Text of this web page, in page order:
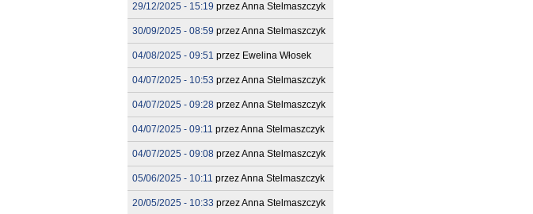
29/12/2025 - 15:19 przezAnna Stelmaszczyk
30/09/2025 - 08:59 przezAnna Stelmaszczyk
04/08/2025 - 09:51 przez Ewelina Włosek
04/07/2025 - 10:53 przezAnna Stelmaszczyk
04/07/2025 - 09:28przezAnna Stelmaszczyk
04/07/2025 - 09:11 przezAnna Stelmaszczyk
04/07/2025 - 09:08przezAnna Stelmaszczyk
05/06/2025 - 10:11 przezAnna Stelmaszczyk
20/05/2025 - 10:33 przezAnna Stelmaszczyk